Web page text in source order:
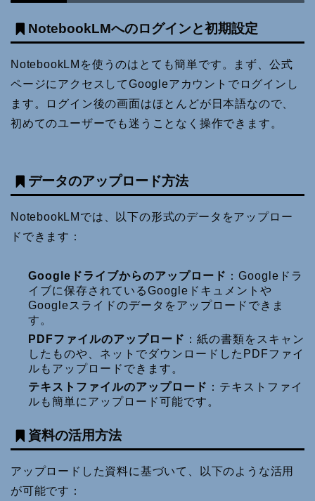
NotebookLMへのログインと初期設定
NotebookLMを使うのはとても簡単です。まず、公式
ページにアクセスしてGoogleアカウントでログインし
ます。ログイン後の画面はほとんどが日本語なので、
初めてのユーザーでも迷うことなく操作できます。
データのアップロード方法
NotebookLMでは、以下の形式のデータをアップロー
ドできます：
Googleドライブからのアップロード ：Googleドラ
イブに保存されているGoogleドキュメントや
Googleスライドのデータをアップロードできま
す。
PDFファイルのアップロード ：紙の書類をスキャン
したものや、ネットでダウンロードしたPDFファイ
ルもアップロードできます。
テキストファイルのアップロード ：テキストファイ
ルも簡単にアップロード可能です。
資料の活用方法
アップロードした資料に基づいて、以下のような活用
が可能です：